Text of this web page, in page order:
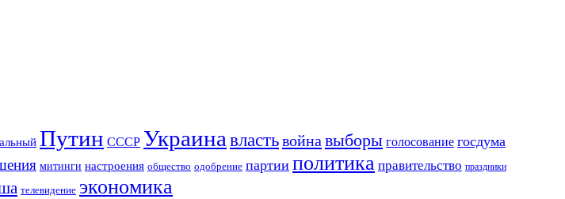
Путин СССР Украина властьвойна выборы голосование госдума
митинги настроения общество одобрение партии политика правительство праздники
телевидение экономика